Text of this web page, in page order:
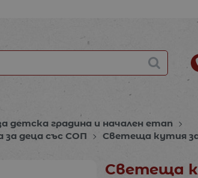
детска градина и начален етап
за деца със СОП
Светеща кутия
Светеща